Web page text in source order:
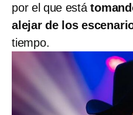
por el que está
alejar de los
tiempo.